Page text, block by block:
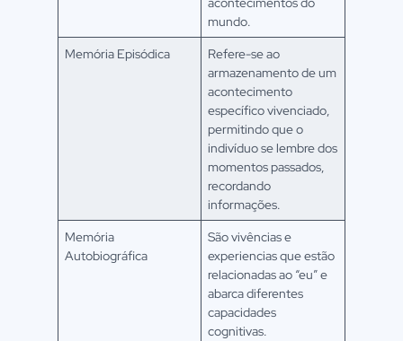
mundo.
Memória Episódica
Refere-se ao
armazenamento de um
acontecimento
específico vivenciado,
permitindo que o
indivíduo se lembre dos
momentos passados,
recordando
informações.
Memória
Autobiográfica
São vivências e
experiencias que estão
relacionadas ao “eu” e
abarca diferentes
capacidades
cognitivas.